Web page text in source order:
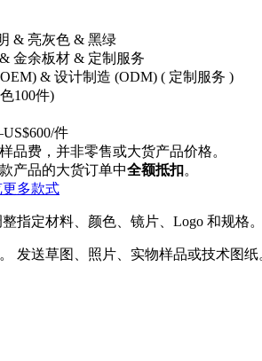
& 亮灰色 & 黑绿
金余板材 & 定制服务
& 设计制造 (ODM) ( 定制服务 )
100件)
件
品费，并非零售或大货产品价格。
产品的大货订单中全额抵扣。
多款式
整指定材料、颜色、镜片、Logo 和规格
发送草图、照片、实物样品或技术图纸